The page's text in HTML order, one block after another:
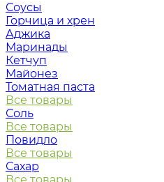
Соусы
Горчица и хрен
Аджика
Маринады
Кетчуп
Майонез
Томатная паста
Все товары
Соль
Все товары
Повидло
Все товары
Сахар